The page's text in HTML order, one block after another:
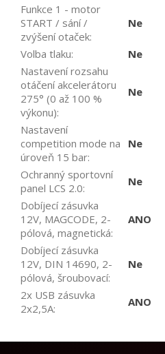
Funkce 1 - motor
START / sání /
zvýšení otaček:
Ne
Volba tlaku:
Ne
Nastavení rozsahu
otáčení akcelerátoru
275° (0 až 100 %
výkonu):
Ne
Nastavení
competition mode na
úroveň 15 bar:
Ne
Ochranný sportovní
panel LCS 2.0:
Ne
Dobíjecí zásuvka
12V, MAGCODE, 2-
pólová, magnetická:
ANO
Dobíjecí zásuvka
12V, DIN 14690, 2-
pólová, šroubovací:
Ne
2x USB zásuvka
2x2,5A: ANO